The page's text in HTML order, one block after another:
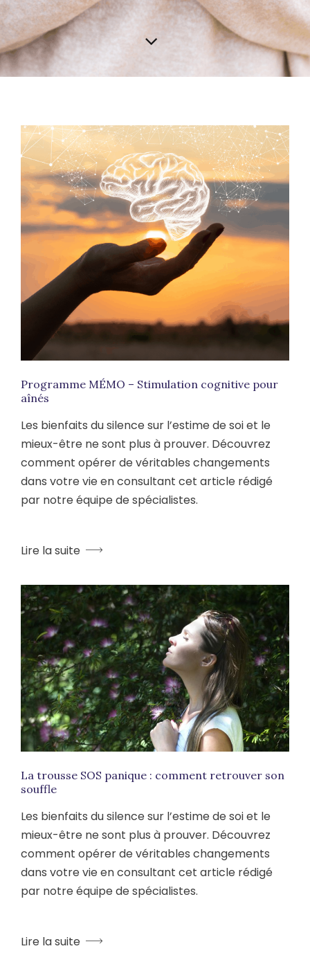
Programme MÉMO – Stimulation cognitive pour
aînés
Les bienfaits du silence sur l’estime de soi et le
mieux-être ne sont plus à prouver. Découvrez
comment opérer de véritables changements
dans votre vie en consultant cet article rédigé
par notre équipe de spécialistes.
Lire la suite
La trousse SOS panique : comment retrouver son
souffle
Les bienfaits du silence sur l’estime de soi et le
mieux-être ne sont plus à prouver. Découvrez
comment opérer de véritables changements
dans votre vie en consultant cet article rédigé
par notre équipe de spécialistes.
Lire la suite